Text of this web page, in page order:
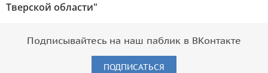
Тверской области"
Подписывайтесь на наш паблик в ВКонтакте
ПОДПИСАТЬСЯ